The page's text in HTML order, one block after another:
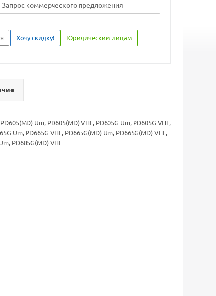
Запрос коммерческого предложения
Хочу скидку! Юридическим лицам
Um, PD605(MD) VHF, PD605G Um, PD605G VHF,
Um, PD665G VHF, PD665G(MD) Um, PD665G(MD) VHF,
PD685G(MD) VHF